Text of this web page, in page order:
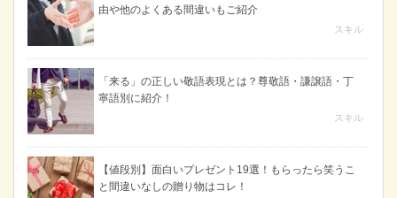
由や他のよくある間違いもご紹介
スキル
「来る」の正しい敬語表現とは？尊敬語・謙譲語・丁
寧語別に紹介！
スキル
【値段別】面白いプレゼント19選！もらったら笑うこ
と間違いなしの贈り物はコレ！